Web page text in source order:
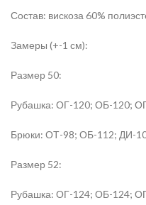
Состав: вискоза 60%
Замеры (+-1 см):
Размер 50:
Рубашка: ОГ-120; ОБ-120;
Брюки: ОТ-98; ОБ-112; ДИ-
Размер 52:
Рубашка: ОГ-124; ОБ-124;